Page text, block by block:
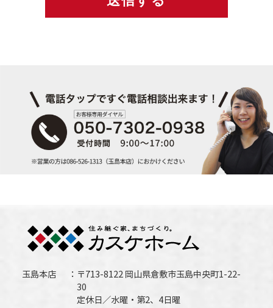
玉島本店
〒713-8122 岡山県倉敷市玉島中央町1-22-
30
定休日／水曜・第2、4日曜